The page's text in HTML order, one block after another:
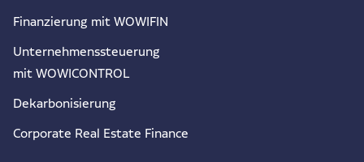
Finanzierung mit WOWIFIN
Unternehmenssteuerung
mit WOWICONTROL
Dekarbonisierung
Corporate Real Estate Finance